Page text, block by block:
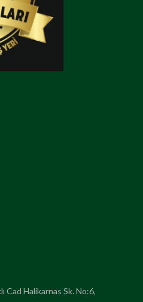
Cad Halikarnas Sk. No:6,